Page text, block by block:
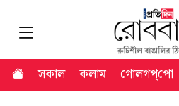
সকাল কলাম গোলগপ্‌পো